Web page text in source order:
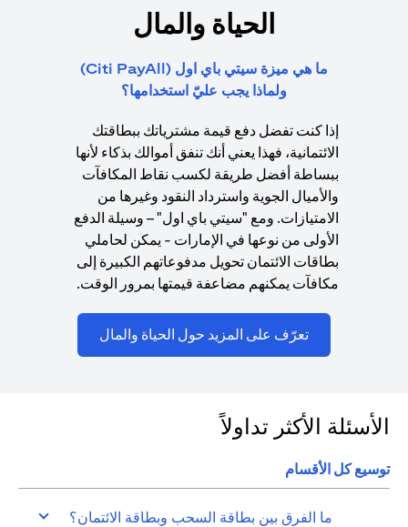
الحياة والمال
ما هي ميزة سيتي باي اول (Citi PayAll)
ولماذا يجب عليّ استخدامها؟
إذا كنت تفضل دفع قيمة مشترياتك ببطاقتك
الائتمانية، فهذا يعني أنك تنفق أموالك بذكاء لأنها
ببساطة أفضل طريقة لكسب نقاط المكافآت
والأميال الجوية واسترداد النقود وغيرها من
الامتيازات. ومع "سيتي باي اول" – وسيلة الدفع
الأولى من نوعها في الإمارات - يمكن لحاملي
بطاقات الائتمان تحويل مدفوعاتهم الكبيرة إلى
مكافآت يمكنهم مضاعفة قيمتها بمرور الوقت.
تعرّف على المزيد حول الحياة والمال
الأسئلة الأكثر تداولاً
توسيع كل الأقسام
ما الفرق بين بطاقة السحب وبطاقة الائتمان؟